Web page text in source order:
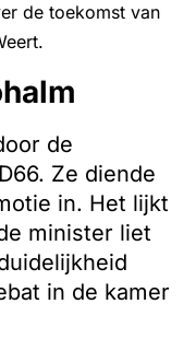
de toekomst van
de
Ze diende
in. Het lijkt
minister liet
in de kamer